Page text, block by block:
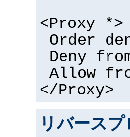
<Proxy *>
Order
Deny
Allow
</Proxy>
リバースプ